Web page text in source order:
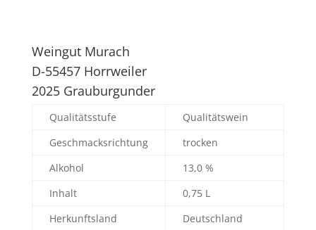
Weingut Murach
D-55457 Horrweiler
2025 Grauburgunder
Qualitätsstufe
Qualitätswein
Geschmacksrichtung
trocken
Alkohol
13,0 %
Inhalt
0,75 L
Herkunftsland
Deutschland